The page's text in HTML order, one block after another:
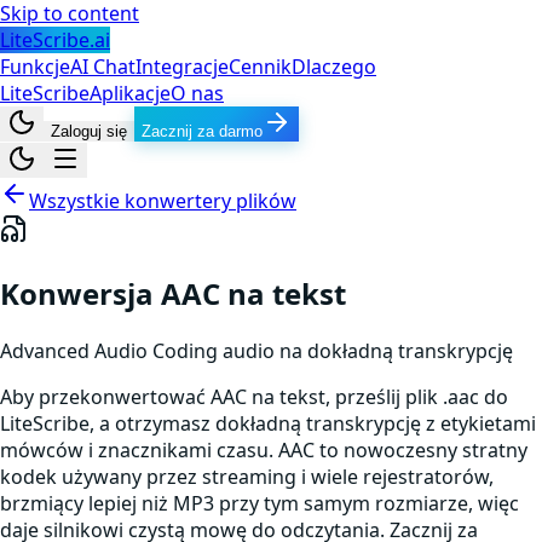
Skip to content
LiteScribe.ai
FunkcjeAI ChatIntegracjeCennikDlaczego
LiteScribeAplikacjeO nas
Zaloguj się Zacznij za darmo
Wszystkie konwertery plików
Konwersja AAC na tekst
Advanced Audio Coding audio na dokładną transkrypcję
Aby przekonwertować AAC na tekst, prześlij plik .aac do
LiteScribe, a otrzymasz dokładną transkrypcję z etykietami
mówców i znacznikami czasu. AAC to nowoczesny stratny
kodek używany przez streaming i wiele rejestratorów,
brzmiący lepiej niż MP3 przy tym samym rozmiarze, więc
daje silnikowi czystą mowę do odczytania. Zacznij za